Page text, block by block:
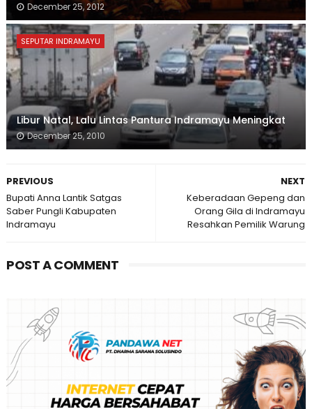
December 25, 2012
SEPUTAR INDRAMAYU
Libur Natal, Lalu Lintas Pantura Indramayu Meningkat
December 25, 2010
NEXT
Keberadaan Gepeng dan
Orang Gila di Indramayu
Resahkan Pemilik Warung
PREVIOUS
Bupati Anna Lantik Satgas
Saber Pungli Kabupaten
Indramayu
POST A COMMENT